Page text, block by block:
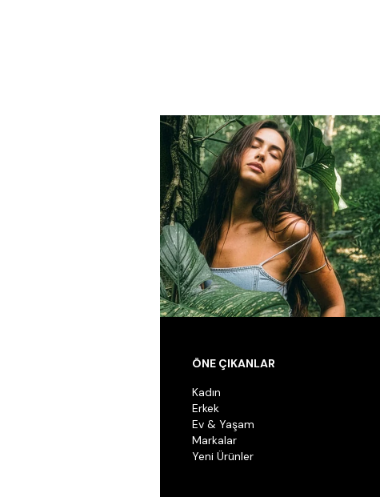
ÖNE ÇIKANLAR
Kadın
Erkek
Ev & Yaşam
Markalar
Yeni Ürünler